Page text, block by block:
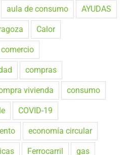
aula de consumo AYUDAS
Calor
comercio
compras
vivienda consumo
COVID-19
economía circular
Ferrocarril gas